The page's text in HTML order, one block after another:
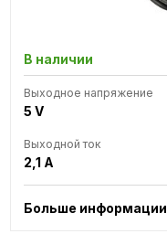
В наличии
Выходное напряжение
5 V
Выходной ток
2,1 A
Больше информации